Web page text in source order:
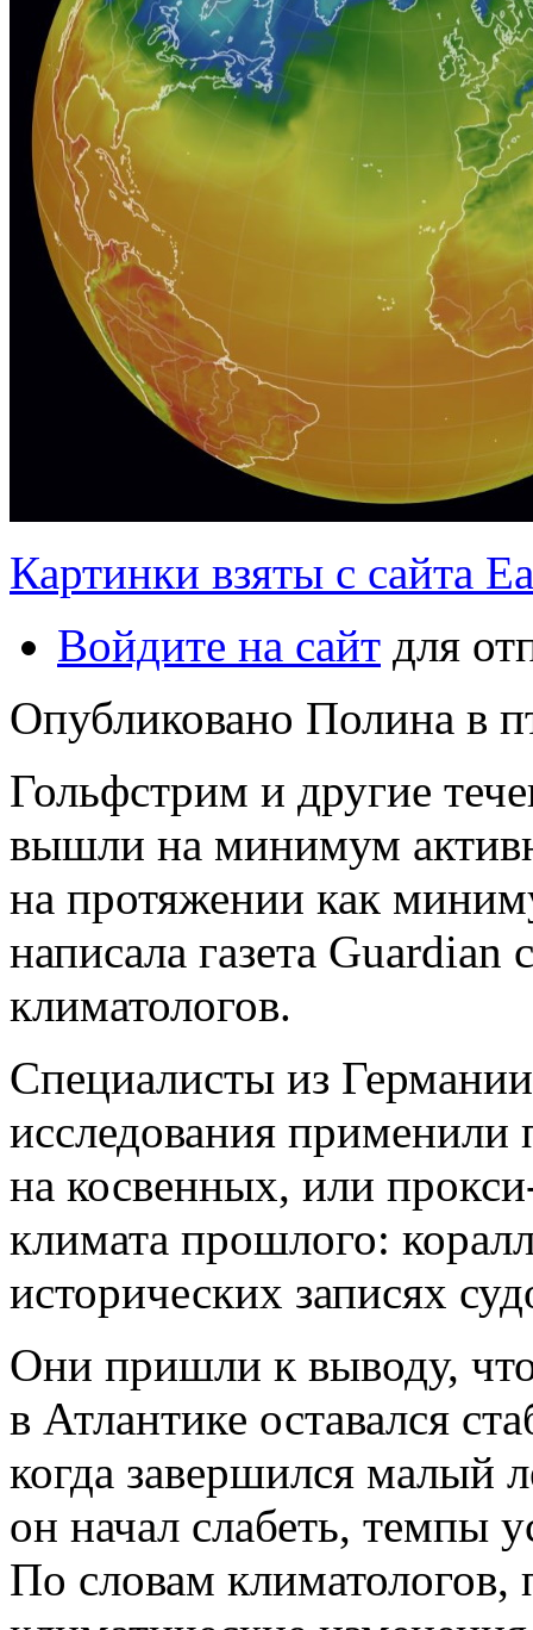
Картинки взяты с сайта
Войдите на сайт для
Опубликовано Полина в
Гольфстрим и другие
вышли на минимум
на протяжении как
написала газета Guardian
климатологов.
Специалисты из
исследования
на косвенных, или
климата прошлого:
исторических записях
Они пришли к выводу,
в Атлантике оставался
когда завершился малый
он начал слабеть, темпы
По словам